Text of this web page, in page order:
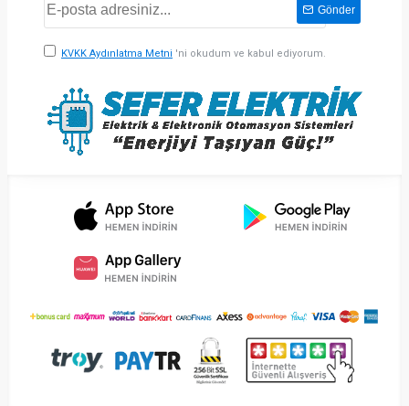
Gönder
KVKK Aydınlatma Metni 'ni okudum ve kabul ediyorum.